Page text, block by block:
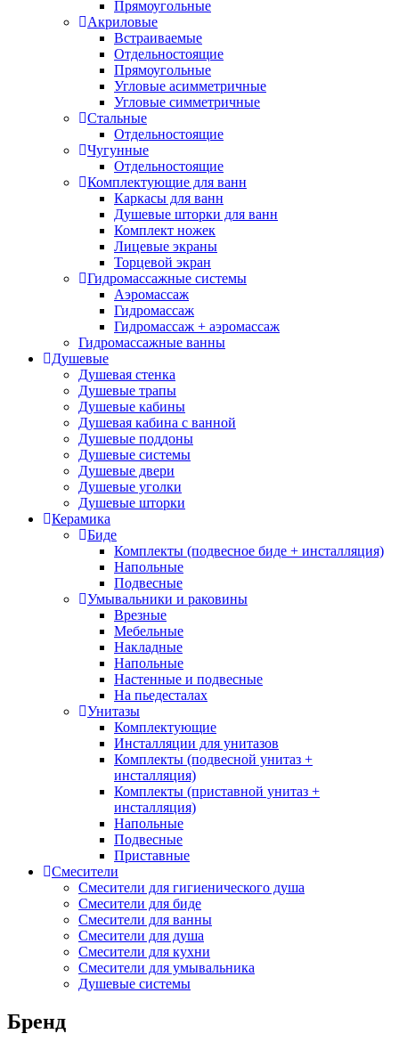
Душевые поддоны
Душевые системы
Душевые двери
Душевые уголки
Душевые шторки(0)
Керамика(195)
Биде
Комплекты (подвесное биде +
Напольные
Умывальники и раковины
Врезные(1) Мебельные
Накладные
Настенные и подвесные
На пьедесталах
Унитазы(118)
Комплектующие
Инсталляции для унитазов
Комплекты (подвесной унитаз +
инсталляция)
инсталляция)
Напольные
Приставные
Смесители(166)
Смесители для гигиенического душа
Смесители для биде
Смесители для ванны
Смесители для душа
Смесители для умывальника
Душевые системы(26)
Brands+
Abber(10)
Adema(5)
Alex Baitler(3)
Art&Max(8)
Belbagno(111)
BLB(13)
Bravat(74)
Cersanit(22)
Cezares(25)
Clever(13)
Coliseum(25)
Deante(85)
Erlit(14)
Excellent(5)
Gemy(20)
Goldman(9)
Good Door(12)
Grohe(12)
iRegio(5)
Lavinia Boho(47)
Lavinia Boho Set
Прямоугольные
Акриловые
Встраиваемые
Отдельностоящие
Прямоугольные
Угловые асимметричные
Угловые симметричные
Стальные
Отдельностоящие
Чугунные
Отдельностоящие
Комплектующие для ванн
Каркасы для ванн
Душевые шторки для ванн
Комплект ножек
Лицевые экраны
Торцевой экран
Гидромассажные системы
Аэромассаж
Гидромассаж
Гидромассаж + аэромассаж
Гидромассажные ванны
Душевые
Душевая стенка
Душевые трапы
Душевые кабины
Душевая кабина с ванной
Душевые поддоны
Душевые системы
Душевые двери
Душевые уголки
Душевые шторки
Керамика
Биде
Комплекты (подвесное биде + инсталляция)
Напольные
Подвесные
Умывальники и раковины
Врезные
Мебельные
Накладные
Напольные
Настенные и подвесные
На пьедесталах
Унитазы
Комплектующие
Инсталляции для унитазов
Комплекты (подвесной унитаз +
инсталляция)
Комплекты (приставной унитаз +
инсталляция)
Напольные
Подвесные
Приставные
Смесители
Смесители для гигиенического душа
Смесители для биде
Смесители для ванны
Смесители для душа
Смесители для кухни
Смесители для умывальника
Душевые системы
Бренд